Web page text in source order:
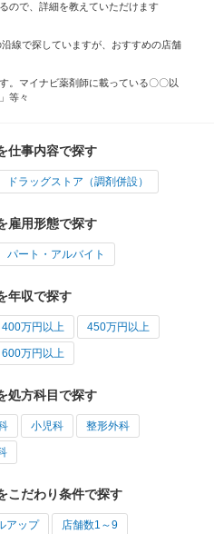
ので、詳細を教えていただけます
線で探していますが、おすすめの店舗
。マイナビ薬剤師に載っている〇〇以
等々
仕事内容で探す
ドラッグストア（調剤併設）
雇用形態で探す
パート・アルバイト
年収で探す
400万円以上 450万円以上
600万円以上
処方科目で探す
小児科 整形外科
こだわり条件で探す
アップ 店舗数1～9